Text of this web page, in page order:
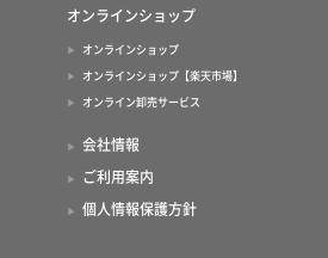
オンラインショップ
オンラインショップ
オンラインショップ【楽天市場】
オンライン卸売サービス
会社情報
ご利用案内
個人情報保護方針